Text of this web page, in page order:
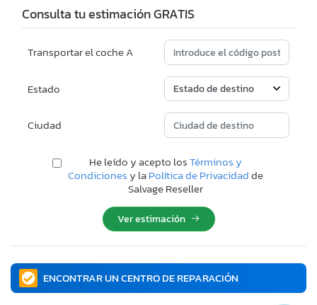
Consulta tu estimación GRATIS
Transportar el coche A
Estado
Ciudad
He leído y acepto losTérminos y
Condiciones y laPolítica de Privacidadde
Salvage Reseller
Ver estimación
ENCONTRAR UN CENTRO DE REPARACIÓN